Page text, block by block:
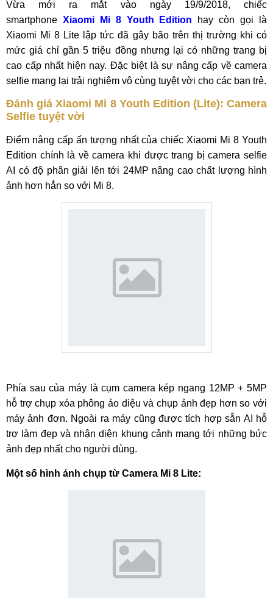
Vừa mới ra mắt vào ngày 19/9/2018, chiếc
smartphone Xiaomi Mi 8 Youth Edition hay còn gọi là
Xiaomi Mi 8 Lite lập tức đã gây bão trên thị trường khi có
mức giá chỉ gần 5 triệu đồng nhưng lại có những trang bị
cao cấp nhất hiện nay. Đặc biệt là sự nâng cấp về camera
selfie mang lại trải nghiệm vô cùng tuyệt vời cho các bạn trẻ.
Đánh giá Xiaomi Mi 8 Youth Edition (Lite): Camera
Selfie tuyệt vời
Điểm nâng cấp ấn tượng nhất của chiếc Xiaomi Mi 8 Youth
Edition chính là về camera khi được trang bị camera selfie
AI có độ phân giải lên tới 24MP nâng cao chất lượng hình
ảnh hơn hẳn so với Mi 8.
Phía sau của máy là cụm camera kép ngang 12MP + 5MP
hỗ trợ chụp xóa phông ảo diệu và chụp ảnh đẹp hơn so với
máy ảnh đơn. Ngoài ra máy cũng được tích hợp sẵn AI hỗ
trợ làm đẹp và nhận diện khung cảnh mang tới những bức
ảnh đẹp nhất cho người dùng.
Một số hình ảnh chụp từ Camera Mi 8 Lite: